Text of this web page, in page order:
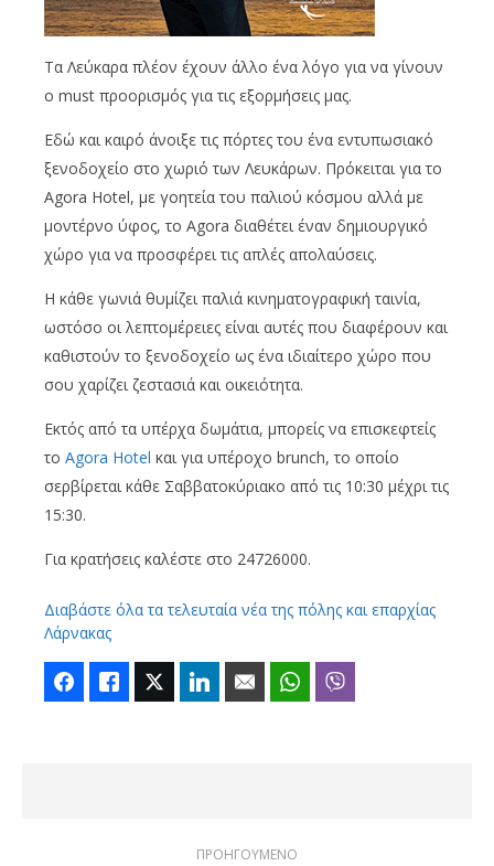
Τα Λεύκαρα πλέον έχουν άλλο ένα λόγο για να γίνουν
ο must προορισμός για τις εξορμήσεις μας.
Εδώ και καιρό άνοιξε τις πόρτες του ένα εντυπωσιακό
ξενοδοχείο στο χωριό των Λευκάρων. Πρόκειται για το
Agora Hotel, με γοητεία του παλιού κόσμου αλλά με
μοντέρνο ύφος, το Agora διαθέτει έναν δημιουργικό
χώρο για να προσφέρει τις απλές απολαύσεις.
Η κάθε γωνιά θυμίζει παλιά κινηματογραφική ταινία,
ωστόσο οι λεπτομέρειες είναι αυτές που διαφέρουν και
καθιστούν το ξενοδοχείο ως ένα ιδιαίτερο χώρο που
σου χαρίζει ζεστασιά και οικειότητα.
Εκτός από τα υπέρχα δωμάτια, μπορείς να επισκεφτείς
το Agora Hotel και για υπέροχο brunch, το οποίο
σερβίρεται κάθε Σαββατοκύριακο από τις 10:30 μέχρι τις
15:30.
Για κρατήσεις καλέστε στο 24726000.
Διαβάστε όλα τα τελευταία νέα της πόλης και επαρχίας
Λάρνακας
FacebookLike Twitter LinkedIn Email WhatsApp
ΠΡΟΗΓΟΥΜΕΝΟ